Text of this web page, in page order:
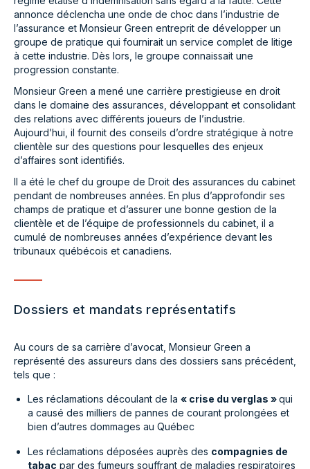
annonce déclencha une onde de choc dans l’industrie de
l’assurance et Monsieur Green entreprit de développer un
groupe de pratique qui fournirait un service complet de litige
à cette industrie. Dès lors, le groupe connaissait une
progression constante.
Monsieur Green a mené une carrière prestigieuse en droit
dans le domaine des assurances, développant et consolidant
des relations avec différents joueurs de l’industrie.
Aujourd’hui, il fournit des conseils d’ordre stratégique à notre
clientèle sur des questions pour lesquelles des enjeux
d’affaires sont identifiés.
Il a été le chef du groupe de Droit des assurances du cabinet
pendant de nombreuses années. En plus d’approfondir ses
champs de pratique et d’assurer une bonne gestion de la
clientèle et de l’équipe de professionnels du cabinet, il a
cumulé de nombreuses années d’expérience devant les
tribunaux québécois et canadiens.
Dossiers et mandats représentatifs
Au cours de sa carrière d’avocat, Monsieur Green a
représenté des assureurs dans des dossiers sans précédent,
tels que :
Les réclamations découlant de la « crise du verglas »qui
a causé des milliers de pannes de courant prolongées et
bien d’autres dommages au Québec
Les réclamations déposées auprès des compagnies de
tabac par des fumeurs souffrant de maladies respiratoires